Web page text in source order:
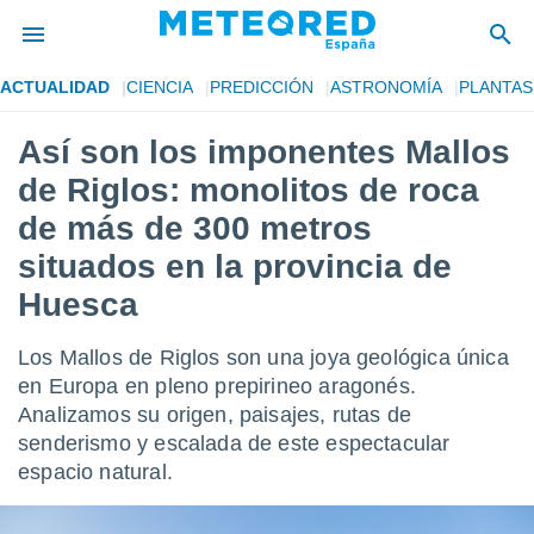
de
por
para
la
que se
calidad.
a este
y
forma
digital
ACTUALIDAD CIENCIA PREDICCIÓN ASTRONOMÍA PLANTAS
Así son los imponentes Mallos
de Riglos: monolitos de roca
de más de 300 metros
situados en la provincia de
Huesca
Los Mallos de Riglos son una joya geológica única
en Europa en pleno prepirineo aragonés.
Analizamos su origen, paisajes, rutas de
senderismo y escalada de este espectacular
espacio natural.